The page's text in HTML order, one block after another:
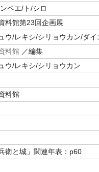
ベエ/ト/シロ
料館第23回企画展
ウ/レキシ/シリョウカン/ダ
料館 ／編集
ウ/レキシ/シリョウカン
料館
衛と城」関連年表：p60